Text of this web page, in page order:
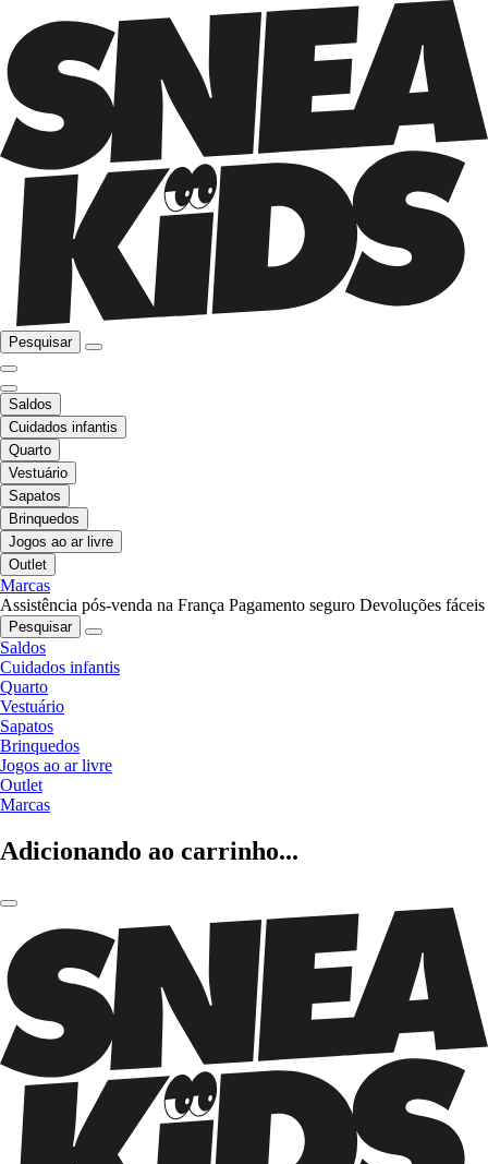
Pesquisar
Saldos
Cuidados infantis
Quarto
Vestuário
Sapatos
Brinquedos
Jogos ao ar livre
Outlet
Marcas
Assistência pós-venda na França Pagamento seguro Devoluções fáceis
Pesquisar
Saldos
Cuidados infantis
Quarto
Vestuário
Sapatos
Brinquedos
Jogos ao ar livre
Outlet
Marcas
Adicionando ao carrinho...